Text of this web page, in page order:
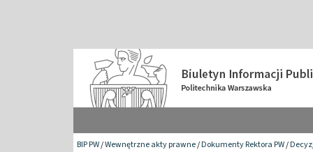
BIP PW/Wewnętrzne akty prawne/Dokumenty Rektora PW/